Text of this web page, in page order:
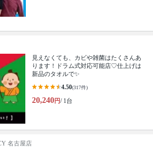
見えなくても、カビや雑菌はたくさんあ
ります！ドラム式対応可能店♡仕上げは
新品のタオルで✨
4.50(317件)
20,240円/ 1台
名古屋店